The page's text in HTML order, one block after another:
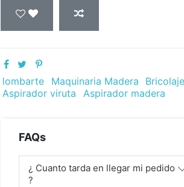
lombarte Maquinaria Madera
Bricolaje
Aspirador viruta
Aspirador madera
FAQs
¿ Cuanto tarda en llegar mi pedido
?